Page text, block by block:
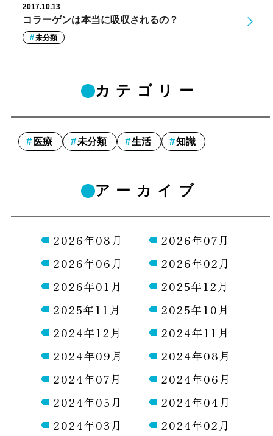
コラーゲンは本当に吸収されるの？
2017.10.13
未分類
カテゴリー
医療 未分類 生活 知識
アーカイブ
2026年08月
2026年07月
2026年06月
2026年02月
2026年01月
2025年12月
2025年11月
2025年10月
2024年12月
2024年11月
2024年09月
2024年08月
2024年07月
2024年06月
2024年05月
2024年04月
2024年03月
2024年02月